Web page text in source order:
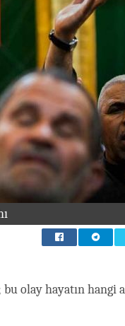
olay hayatın hangi